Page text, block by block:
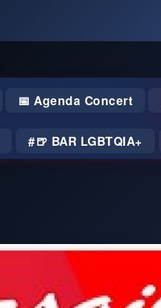
📅 Agenda Concert
🍺 BAR LGBTQIA+